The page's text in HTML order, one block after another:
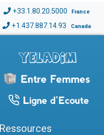
+33.1.80.20.5000 France
+1.437.887.14.93 Canada
Ressources